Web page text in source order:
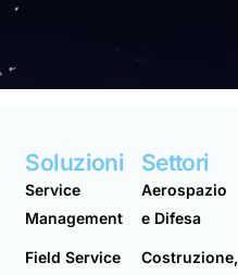
Soluzioni
Service
Management
Field Service
Settori
Aerospazio
e Difesa
Costruzione,